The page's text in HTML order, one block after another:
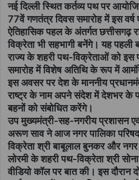
नई दिल्ली स्थित कर्तव्य पथ पर
77वें गणतंत्र दिवस समारोह में इस
ऐतिहासिक पहल के अंतर्गत छत्तीसगढ़
विक्रेता भी सहभागी बनेंगे। यह पहली
राज्य के शहरी पथ-विक्रेताओं को इस
समारोह में विशेष अतिथि के रूप में
इस अवसर पर देश के माननीय
राष्ट्र के नाम अपने संदेश में देशभर के
बहनों को संबोधित करेंगे।
उप मुख्यमंत्री-सह-नगरीय प्रशासन
अरूण साव ने आज नगर पालिका
विक्रेता श्री बाबूलाल बुनकर और नगर
लोरमी के शहरी पथ-विक्रेता श्री
वीडियो कॉल पर बात की। इस दौरान